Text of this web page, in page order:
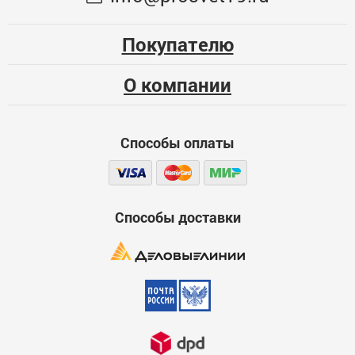
рабочий ресурс — 30–100 тыс. часов;
сравнению с классическими лампами накаливания);
простота обслуживания. Нет нужды регулярно менять
отсутствие нагрева, что исключает пожароопасную
В качестве ложки дегтя — относительно высокая цена. Но
обычные гирлянды и срок службы светодиодной, чтобы
вычислить выгоду. А если организация закупает гирлянды
оптом, то надолго избавится от расходов на праздничное
оформление офисов и других помещений.
крышу, обратите внимание на размеры гирлянды, цветность
Покупателю
О компании
Способы оплаты
Способы доставки